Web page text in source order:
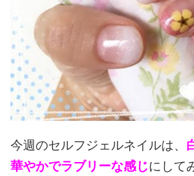
今週のセルフジェルネイルは、
華やかでラブリーな感じにして